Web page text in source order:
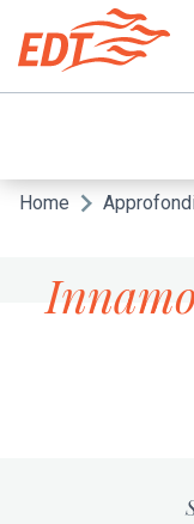
contenuto
principale
Briciole
pane
Home